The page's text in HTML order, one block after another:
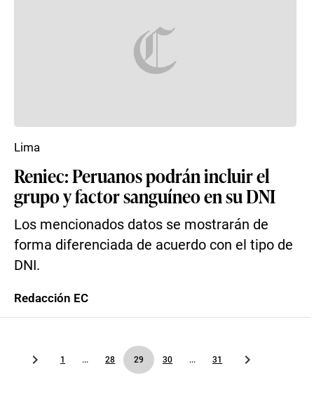
Reniec: Peruanos podrán incluir el
grupo y factor sanguíneo en su DNI
Los mencionados datos se mostrarán de
forma diferenciada de acuerdo con el tipo de
DNI.
Lima
Redacción EC
1 ... 28 29 30 ... 31